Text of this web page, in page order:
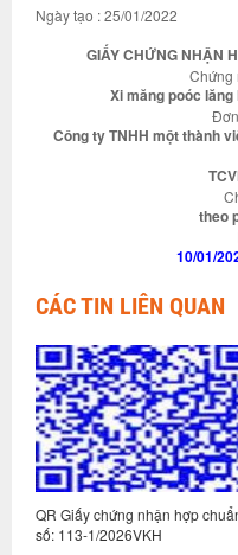
Ngày tạo : 25/01/2022
GIẤY CHỨNG NHẬN
Chứng
Xi măng poóc
Công ty TNHH một thành
theo
10/01/
CÁC TIN LIÊN QUAN
QR Giấy chứng nhận hợp
số: 113-1/2026VKH